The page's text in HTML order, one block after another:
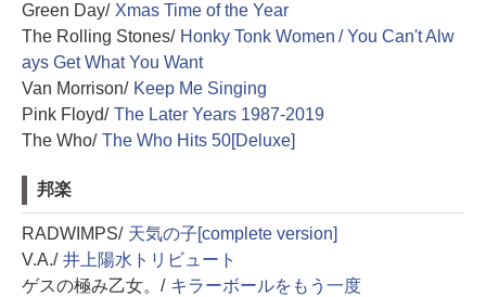
Green Day/Xmas Time of the Year
The Rolling Stones/Honky Tonk Women / You Can't Alw
ays Get What You Want
Van Morrison/Keep Me Singing
Pink Floyd/The Later Years 1987-2019
The Who/The Who Hits 50[Deluxe]
邦楽
RADWIMPS/天気の子[complete version]
V.A./井上陽水トリビュート
ゲスの極み乙女。/キラーボールをもう一度